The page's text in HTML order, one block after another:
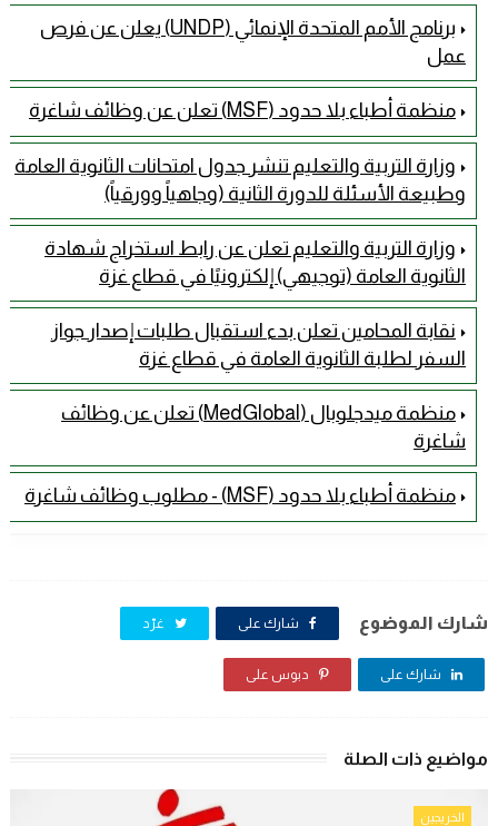
برنامج الأمم المتحدة الإنمائي (UNDP) يعلن عن فرص
عمل
منظمة أطباء بلا حدود (MSF) تعلن عن وظائف شاغرة
وزارة التربية والتعليم تنشر جدول امتحانات الثانوية العامة
وطبيعة الأسئلة للدورة الثانية (وجاهياً وورقياً)
وزارة التربية والتعليم تعلن عن رابط استخراج شهادة
الثانوية العامة (توجيهي) إلكترونيًا في قطاع غزة
نقابة المحامين تعلن بدء استقبال طلبات إصدار جواز
السفر لطلبة الثانوية العامة في قطاع غزة
منظمة ميدجلوبال (MedGlobal) تعلن عن وظائف
شاغرة
منظمة أطباء بلا حدود (MSF) - مطلوب وظائف شاغرة
شارك الموضوع شارك على غرّد
شارك على دبوس على
مواضيع ذات الصلة
الخريجين